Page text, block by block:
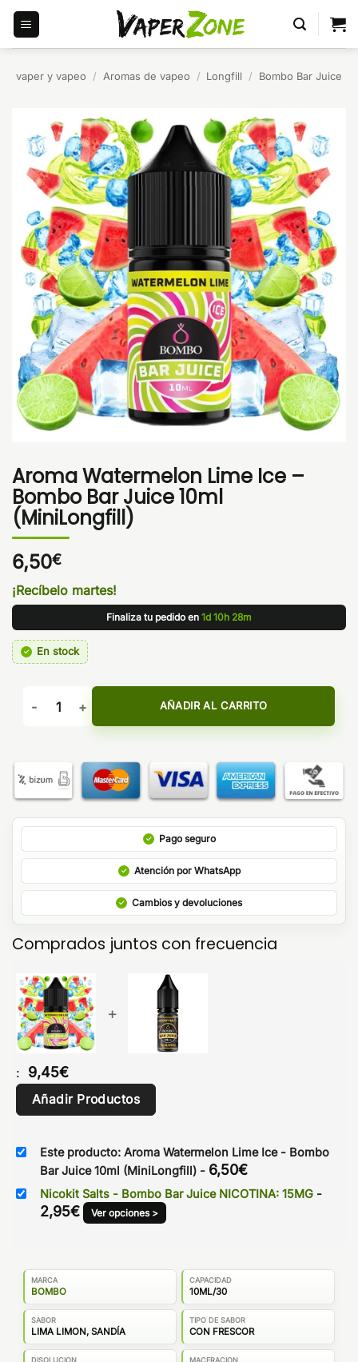
Saltar
contenido
vaper y vapeo / Aromas de vapeo / Longfill / Bombo Bar Juice
Aroma Watermelon Lime Ice –
Bombo Bar Juice 10ml
(MiniLongfill)
6,50€
¡Recíbelo martes!
Finaliza tu pedido en 1d 10h 28m
En stock
Aroma Watermelon Lime Ice - Bombo Bar Juice 10ml
AÑADIR AL CARRITO
Pago seguro
Atención por WhatsApp
Cambios y devoluciones
Comprados juntos con frecuencia
+
: 9,45€
Añadir Productos
Este producto: Aroma Watermelon Lime Ice - Bombo
Bar Juice 10ml (MiniLongfill) - 6,50€
Nicokit Salts - Bombo Bar Juice NICOTINA: 15MG -
2,95€ Ver opciones >
MARCA
BOMBO
CAPACIDAD
10ML/30
SABOR
LIMA LIMON, SANDÍA
TIPO DE SABOR
CON FRESCOR
DISOLUCION MACERACION